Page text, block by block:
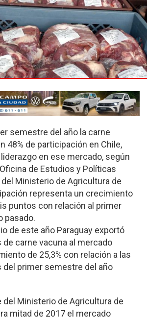
semestre del año la carne
48% de participación en Chile,
en ese mercado, según
de Estudios y Políticas
Ministerio de Agricultura de
representa un crecimiento
puntos con relación al primer
pasado.
de este año Paraguay exportó
de carne vacuna al mercado
de 25,3% con relación a las
del primer semestre del año
del Ministerio de Agricultura de
mitad de 2017 el mercado